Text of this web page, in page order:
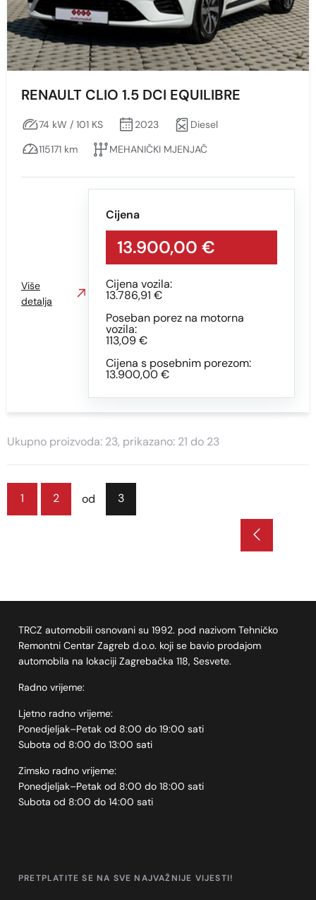
RENAULT CLIO 1.5 DCI EQUILIBRE
74 kW / 101 KS 2023
Diesel
115171 km
MEHANIČKI MJENJAČ
Cijena
13.900,00 €
Cijena vozila:
13.786,91 €
Poseban porez na motorna
vozila:
113,09 €
Cijena s posebnim porezom:
13.900,00 €
Više
detalja
Ukupno proizvoda: 23, prikazano: 21 do 23
1 2 od 3
TRCZ automobili osnovani su 1992. pod nazivom Tehničko
Remontni Centar Zagreb d.o.o. koji se bavio prodajom
automobila na lokaciji Zagrebačka 118, Sesvete.
Radno vrijeme:
Ljetno radno vrijeme:
Ponedjeljak–Petak od 8:00 do 19:00 sati
Subota od 8:00 do 13:00 sati
Zimsko radno vrijeme:
Ponedjeljak–Petak od 8:00 do 18:00 sati
Subota od 8:00 do 14:00 sati
PRETPLATITE SE NA SVE NAJVAŽNIJE VIJESTI!